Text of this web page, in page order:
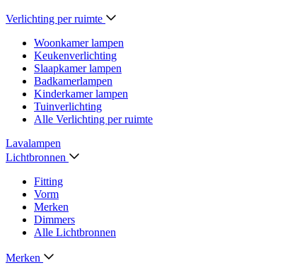
Verlichting per ruimte
Woonkamer lampen
Keukenverlichting
Slaapkamer lampen
Badkamerlampen
Kinderkamer lampen
Tuinverlichting
Alle Verlichting per ruimte
Lavalampen
Lichtbronnen
Fitting
Vorm
Merken
Dimmers
Alle Lichtbronnen
Merken